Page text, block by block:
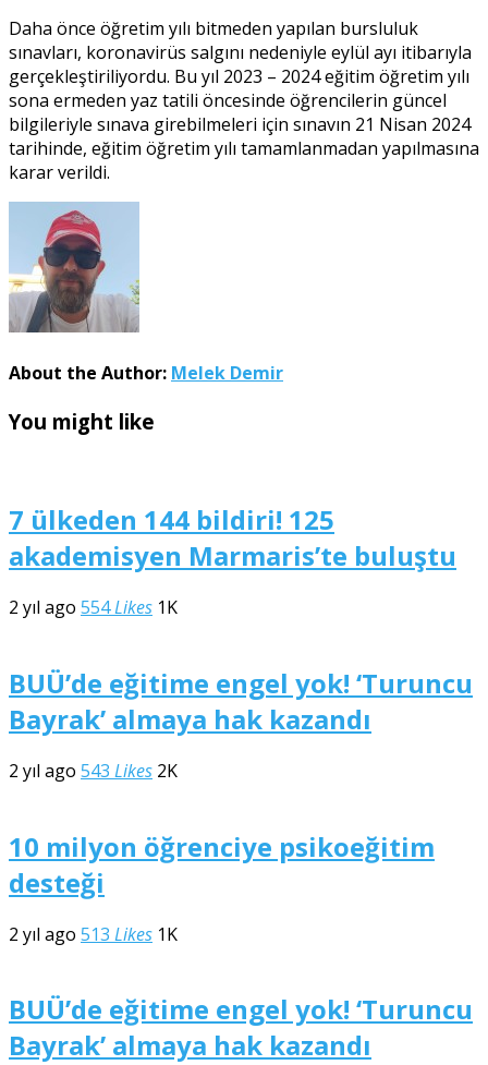
Daha önce öğretim yılı bitmeden yapılan bursluluk
sınavları, koronavirüs salgını nedeniyle eylül ayı itibarıyla
gerçekleştiriliyordu. Bu yıl 2023 – 2024 eğitim öğretim yılı
sona ermeden yaz tatili öncesinde öğrencilerin güncel
bilgileriyle sınava girebilmeleri için sınavın 21 Nisan 2024
tarihinde, eğitim öğretim yılı tamamlanmadan yapılmasına
karar verildi.
About the Author: Melek Demir
You might like
7 ülkeden 144 bildiri! 125
akademisyen Marmaris’te buluştu
2 yıl ago 554Likes 1K
BUÜ’de eğitime engel yok! ‘Turuncu
Bayrak’ almaya hak kazandı
2 yıl ago 543 Likes 2K
10 milyon öğrenciye psikoeğitim
desteği
2 yıl ago 513 Likes 1K
BUÜ’de eğitime engel yok! ‘Turuncu
Bayrak’ almaya hak kazandı